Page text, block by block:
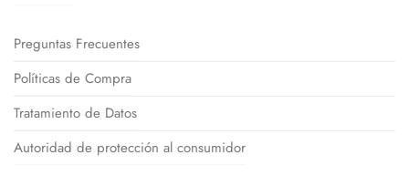
Preguntas Frecuentes
Políticas de Compra
Tratamiento de Datos
Autoridad de protección al consumidor